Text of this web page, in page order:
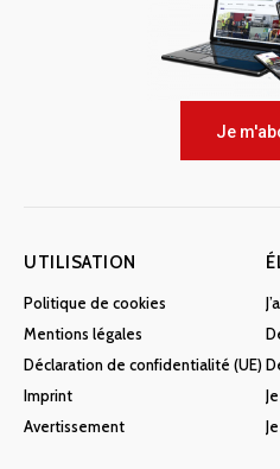
Je
UTILISATION
Politique de cookies
Mentions légales
Déclaration de confidentialité (UE)
Imprint
Avertissement